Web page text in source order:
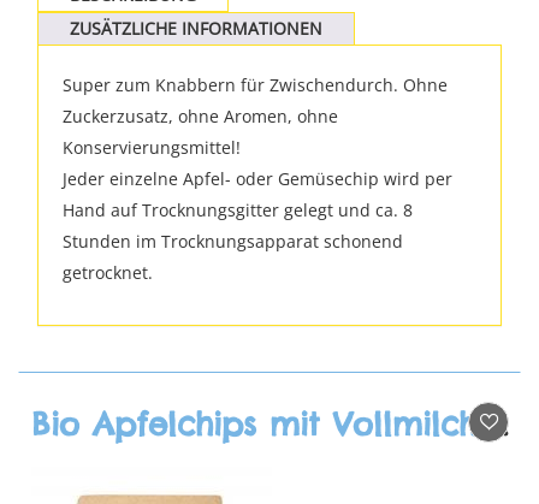
ZUSÄTZLICHE INFORMATIONEN
Super zum Knabbern für Zwischendurch. Ohne
Zuckerzusatz, ohne Aromen, ohne
Konservierungsmittel!
Jeder einzelne Apfel- oder Gemüsechip wird per
Hand auf Trocknungsgitter gelegt und ca. 8
Stunden im Trocknungsapparat schonend
getrocknet.
Bio Apfelchips mit Vollmilchschokolade